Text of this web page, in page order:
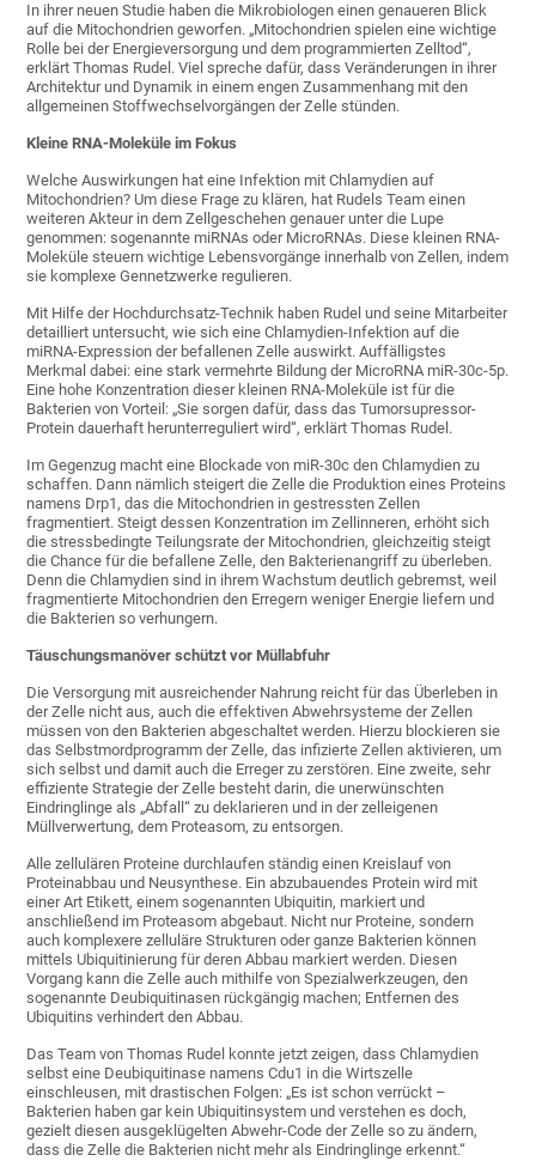
In ihrer neuen Studie haben die Mikrobiologen einen genaueren Blick
auf die Mitochondrien geworfen. „Mitochondrien spielen eine wichtige
Rolle bei der Energieversorgung und dem programmierten Zelltod“,
erklärt Thomas Rudel. Viel spreche dafür, dass Veränderungen in ihrer
Architektur und Dynamik in einem engen Zusammenhang mit den
allgemeinen Stoffwechselvorgängen der Zelle stünden.
Kleine RNA-Moleküle im Fokus
Welche Auswirkungen hat eine Infektion mit Chlamydien auf
Mitochondrien? Um diese Frage zu klären, hat Rudels Team einen
weiteren Akteur in dem Zellgeschehen genauer unter die Lupe
genommen: sogenannte miRNAs oder MicroRNAs. Diese kleinen RNA-
Moleküle steuern wichtige Lebensvorgänge innerhalb von Zellen, indem
sie komplexe Gennetzwerke regulieren.
Mit Hilfe der Hochdurchsatz-Technik haben Rudel und seine Mitarbeiter
detailliert untersucht, wie sich eine Chlamydien-Infektion auf die
miRNA-Expression der befallenen Zelle auswirkt. Auffälligstes
Merkmal dabei: eine stark vermehrte Bildung der MicroRNA miR-30c-5p.
Eine hohe Konzentration dieser kleinen RNA-Moleküle ist für die
Bakterien von Vorteil: „Sie sorgen dafür, dass das Tumorsupressor-
Protein dauerhaft herunterreguliert wird“, erklärt Thomas Rudel.
Im Gegenzug macht eine Blockade von miR-30c den Chlamydien zu
schaffen. Dann nämlich steigert die Zelle die Produktion eines Proteins
namens Drp1, das die Mitochondrien in gestressten Zellen
fragmentiert. Steigt dessen Konzentration im Zellinneren, erhöht sich
die stressbedingte Teilungsrate der Mitochondrien, gleichzeitig steigt
die Chance für die befallene Zelle, den Bakterienangriff zu überleben.
Denn die Chlamydien sind in ihrem Wachstum deutlich gebremst, weil
fragmentierte Mitochondrien den Erregern weniger Energie liefern und
die Bakterien so verhungern.
Täuschungsmanöver schützt vor Müllabfuhr
Die Versorgung mit ausreichender Nahrung reicht für das Überleben in
der Zelle nicht aus, auch die effektiven Abwehrsysteme der Zellen
müssen von den Bakterien abgeschaltet werden. Hierzu blockieren sie
das Selbstmordprogramm der Zelle, das infizierte Zellen aktivieren, um
sich selbst und damit auch die Erreger zu zerstören. Eine zweite, sehr
effiziente Strategie der Zelle besteht darin, die unerwünschten
Eindringlinge als „Abfall“ zu deklarieren und in der zelleigenen
Müllverwertung, dem Proteasom, zu entsorgen.
Alle zellulären Proteine durchlaufen ständig einen Kreislauf von
Proteinabbau und Neusynthese. Ein abzubauendes Protein wird mit
einer Art Etikett, einem sogenannten Ubiquitin, markiert und
anschließend im Proteasom abgebaut. Nicht nur Proteine, sondern
auch komplexere zelluläre Strukturen oder ganze Bakterien können
mittels Ubiquitinierung für deren Abbau markiert werden. Diesen
Vorgang kann die Zelle auch mithilfe von Spezialwerkzeugen, den
sogenannte Deubiquitinasen rückgängig machen; Entfernen des
Ubiquitins verhindert den Abbau.
Das Team von Thomas Rudel konnte jetzt zeigen, dass Chlamydien
selbst eine Deubiquitinase namens Cdu1 in die Wirtszelle
einschleusen, mit drastischen Folgen: „Es ist schon verrückt –
Bakterien haben gar kein Ubiquitinsystem und verstehen es doch,
gezielt diesen ausgeklügelten Abwehr-Code der Zelle so zu ändern,
dass die Zelle die Bakterien nicht mehr als Eindringlinge erkennt.“